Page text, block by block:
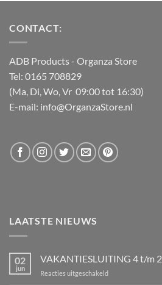
CONTACT:
ADB Products- Organza Store
Tel: 0165 708829
(Ma, Di, Wo, Vr 09:00 tot 16:30)
E-mail: info@OrganzaStore.nl
LAATSTE NIEUWS
02
jun
VAKANTIESLUITING 4 t/m
Reacties uitgeschakeldvoor